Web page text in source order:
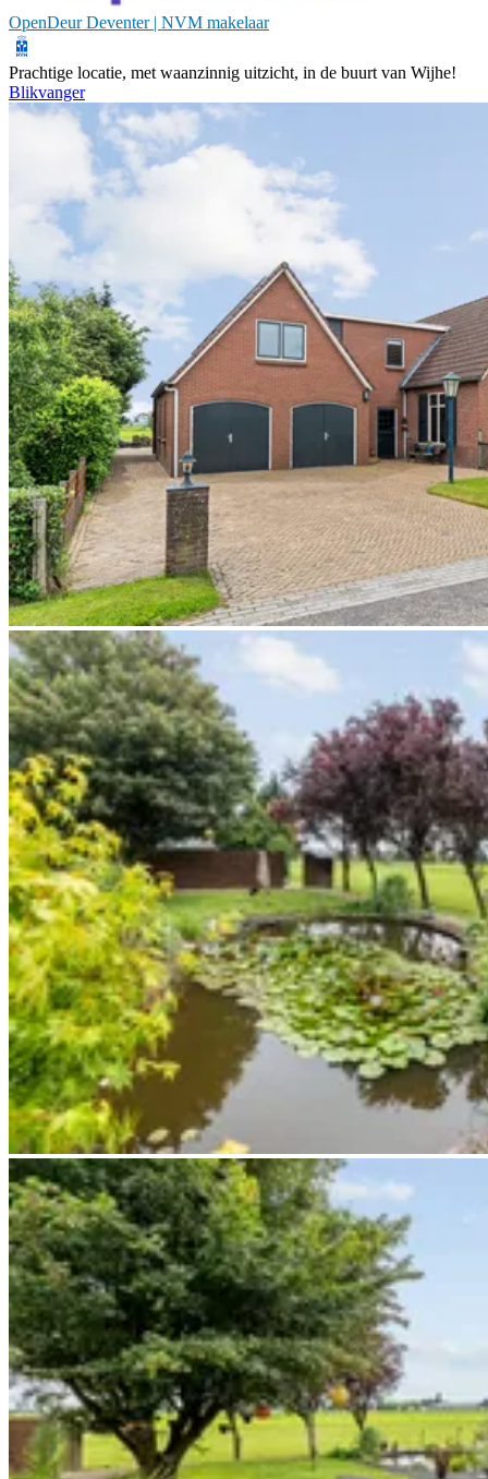
OpenDeur Deventer | NVM makelaar
Prachtige locatie, met waanzinnig uitzicht, in de buurt van Wijhe!
Blikvanger